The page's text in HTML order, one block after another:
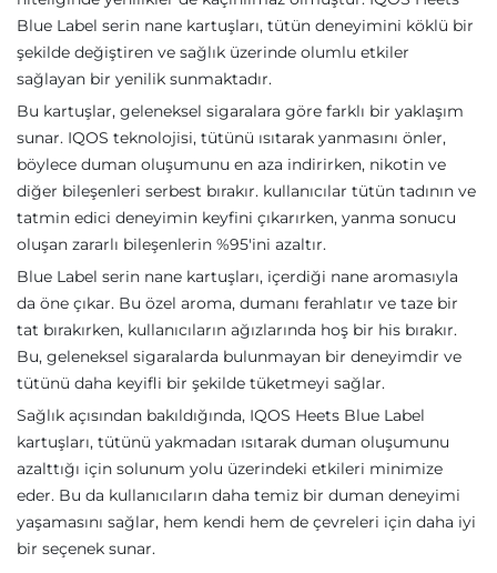
Blue Label serin nane kartuşları, tütün deneyimini köklü bir
şekilde değiştiren ve sağlık üzerinde olumlu etkiler
sağlayan bir yenilik sunmaktadır.
Bu kartuşlar, geleneksel sigaralara göre farklı bir yaklaşım
sunar. IQOS teknolojisi, tütünü ısıtarak yanmasını önler,
böylece duman oluşumunu en aza indirirken, nikotin ve
diğer bileşenleri serbest bırakır. kullanıcılar tütün tadının ve
tatmin edici deneyimin keyfini çıkarırken, yanma sonucu
oluşan zararlı bileşenlerin %95'ini azaltır.
Blue Label serin nane kartuşları, içerdiği nane aromasıyla
da öne çıkar. Bu özel aroma, dumanı ferahlatır ve taze bir
tat bırakırken, kullanıcıların ağızlarında hoş bir his bırakır.
Bu, geleneksel sigaralarda bulunmayan bir deneyimdir ve
tütünü daha keyifli bir şekilde tüketmeyi sağlar.
Sağlık açısından bakıldığında, IQOS Heets Blue Label
kartuşları, tütünü yakmadan ısıtarak duman oluşumunu
azalttığı için solunum yolu üzerindeki etkileri minimize
eder. Bu da kullanıcıların daha temiz bir duman deneyimi
yaşamasını sağlar, hem kendi hem de çevreleri için daha iyi
bir seçenek sunar.